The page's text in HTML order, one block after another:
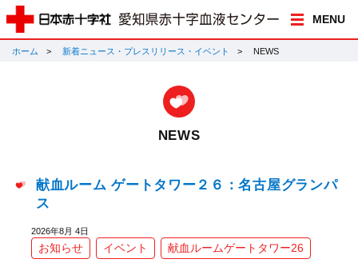
MENU
ホーム 新着ニュース・プレスリリース・イベント NEWS
NEWS
献血ルーム ゲートタワー２６：名古屋グランパ
ス
2026年8月 4日
お知らせ イベント 献血ルームゲートタワー26